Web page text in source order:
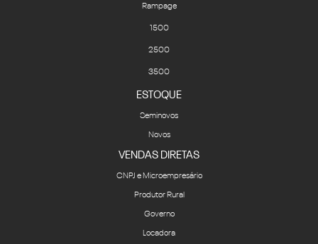
Rampage
1500
2500
3500
ESTOQUE
Seminovos
Novos
VENDAS DIRETAS
CNPJ e Microempresário
Produtor Rural
Governo
Locadora